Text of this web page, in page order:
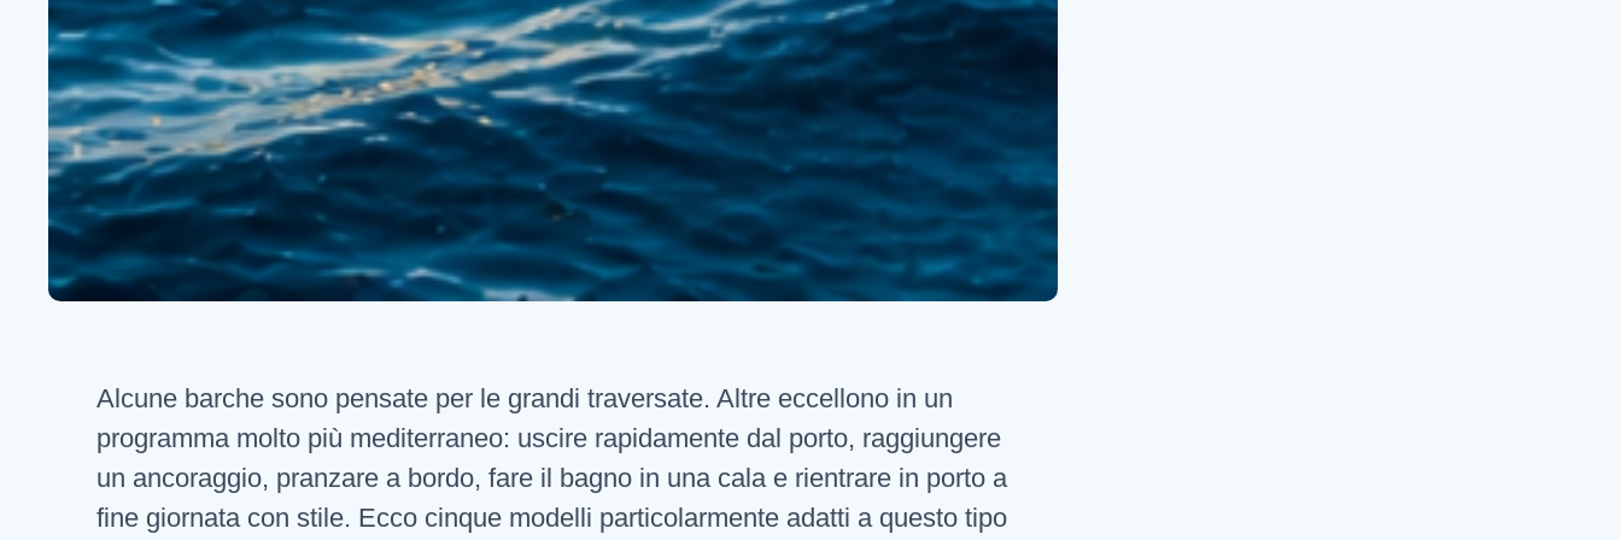
Alcune barche sono pensate per le grandi traversate. Altre eccellono in un
programma molto più mediterraneo: uscire rapidamente dal porto, raggiungere
un ancoraggio, pranzare a bordo, fare il bagno in una cala e rientrare in porto a
fine giornata con stile. Ecco cinque modelli particolarmente adatti a questo tipo